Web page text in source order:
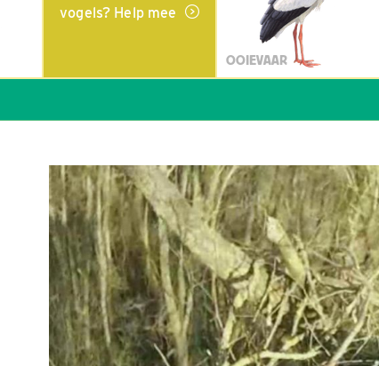
vogels? Help mee
OOIEVAAR